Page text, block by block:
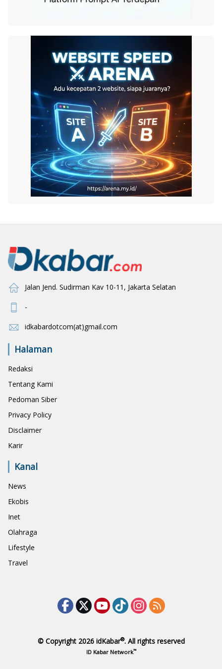
Jalan Jend. Sudirman Kav 10-11, Jakarta Selatan
-
idkabardotcom(at)gmail.com
Halaman
Redaksi
Tentang Kami
Pedoman Siber
Privacy Policy
Disclaimer
Karir
Kanal
News
Ekobis
Inet
Olahraga
Lifestyle
Travel
© Copyright 2026 idKabar®. All rights reserved
ID Kabar Network™